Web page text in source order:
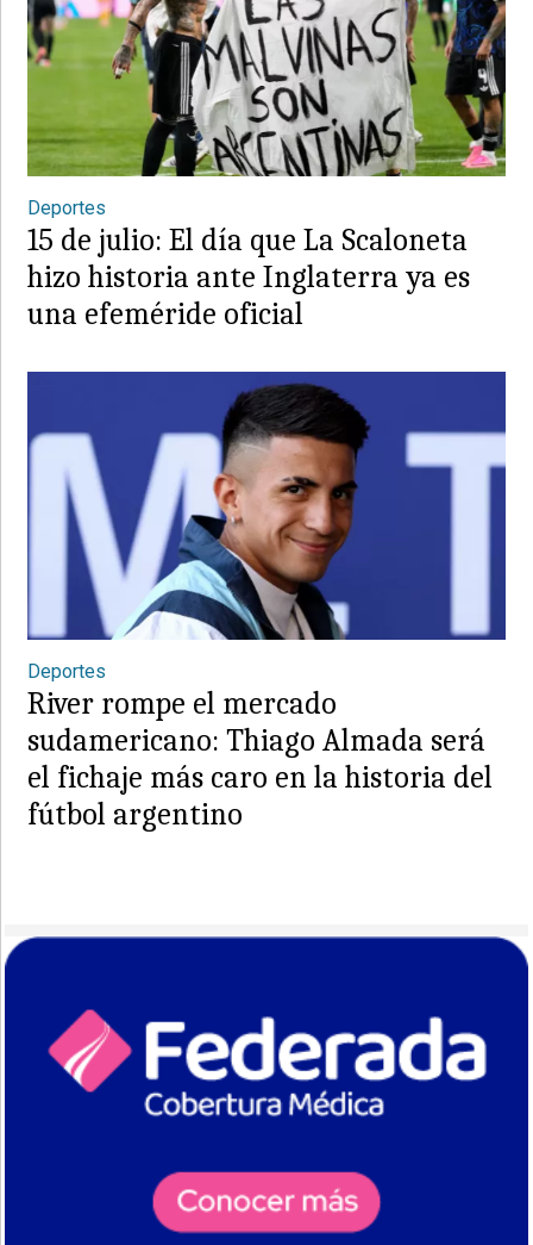
Deportes
15 de julio: El día que La Scaloneta
hizo historia ante Inglaterra ya es
una efeméride oficial
Deportes
River rompe el mercado
sudamericano: Thiago Almada será
el fichaje más caro en la historia del
fútbol argentino